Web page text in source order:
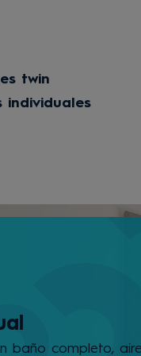
twin
individuales
baño completo,